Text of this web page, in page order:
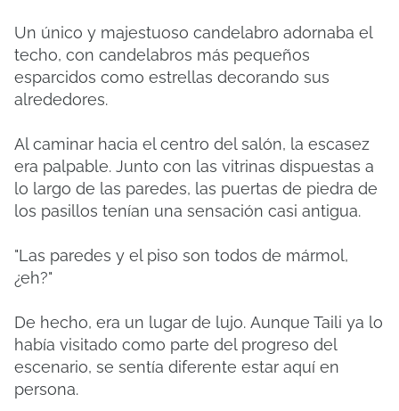
Un único y majestuoso candelabro adornaba el
techo, con candelabros más pequeños
esparcidos como estrellas decorando sus
alrededores.
Al caminar hacia el centro del salón, la escasez
era palpable. Junto con las vitrinas dispuestas a
lo largo de las paredes, las puertas de piedra de
los pasillos tenían una sensación casi antigua.
"Las paredes y el piso son todos de mármol,
¿eh?"
De hecho, era un lugar de lujo. Aunque Taili ya lo
había visitado como parte del progreso del
escenario, se sentía diferente estar aquí en
persona.